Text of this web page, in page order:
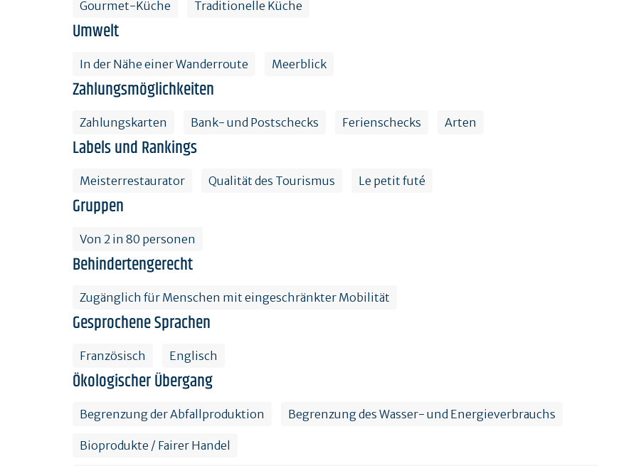
Gourmet-Küche Traditionelle Küche
Umwelt
In der Nähe einer Wanderroute Meerblick
Zahlungsmöglichkeiten
Zahlungskarten Bank- und Postschecks Ferienschecks Arten
Labels und Rankings
Meisterrestaurator Qualität des Tourismus Le petit futé
Gruppen
Von 2 in 80 personen
Behindertengerecht
Zugänglich für Menschen mit eingeschränkter Mobilität
Gesprochene Sprachen
Französisch Englisch
Ökologischer Übergang
Begrenzung der Abfallproduktion Begrenzung des Wasser- und Energieverbrauchs
Bioprodukte / Fairer Handel